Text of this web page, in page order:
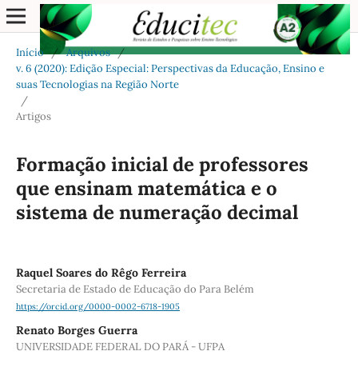
Início / Arquivos /
v. 6 (2020): Edição Especial: Perspectivas da Educação, Ensino e
suas Tecnologias na Região Norte
/
Artigos
Formação inicial de professores
que ensinam matemática e o
sistema de numeração decimal
Raquel Soares do Rêgo Ferreira
Secretaria de Estado de Educação do Para Belém
https://orcid.org/0000-0002-6718-1905
Renato Borges Guerra
UNIVERSIDADE FEDERAL DO PARÁ - UFPA